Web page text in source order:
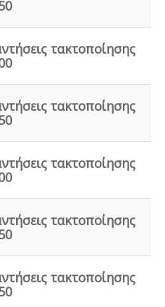
περιλαμβάνονται στον
να είναι ελκυστικές στο
να πιστοποιηθούν κατά
δουλειές με το δημόσιο
(τρόφιμα-ποτά) ή
(εξαγωγές). Κλειδί στην
ποιότητας.
τακτοποίησης
τακτοποίησης
τακτοποίησης
τακτοποίησης
τακτοποίησης